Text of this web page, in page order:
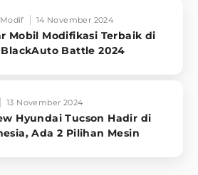
14 November 2024
Mobil Modifikasi Terbaik di
Battle 2024
13 November 2024
Hyundai Tucson Hadir di
Ada 2 Pilihan Mesin